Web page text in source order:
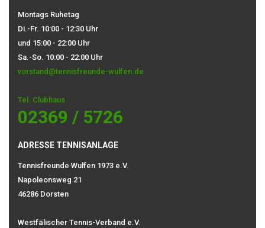
Montags Ruhetag
Di.-Fr. 10:00 - 12:30 Uhr
und 15:00 - 22:00 Uhr
Sa.-So. 10:00 - 22:00 Uhr
vorstand@tennisfreunde-wulfen.de
Tel. Clubhaus
02369 / 5726
ADRESSE TENNISANLAGE
Tennisfreunde Wulfen 1973 e.V.
Napoleonsweg 21
46286 Dorsten
Westfälischer Tennis-Verband e.V.